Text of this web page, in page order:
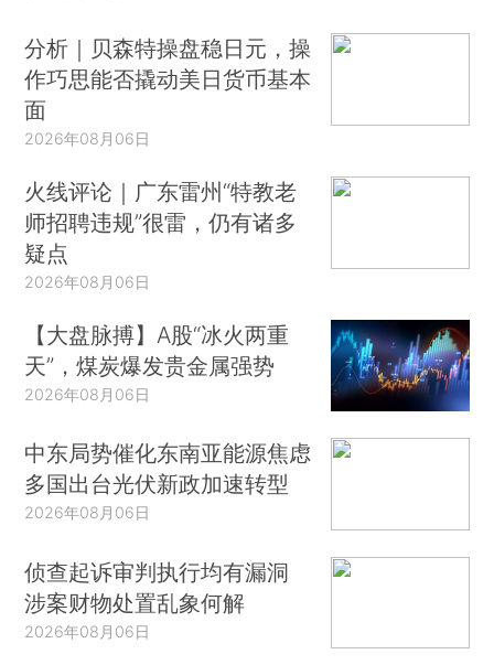
分析｜贝森特操盘稳日元，操
作巧思能否撬动美日货币基本
面
2026年08月06日
火线评论｜广东雷州“特教老
师招聘违规”很雷，仍有诸多
疑点
2026年08月06日
【大盘脉搏】A股“冰火两重
天”，煤炭爆发贵金属强势
2026年08月06日
中东局势催化东南亚能源焦虑
多国出台光伏新政加速转型
2026年08月06日
侦查起诉审判执行均有漏洞
涉案财物处置乱象何解
2026年08月06日